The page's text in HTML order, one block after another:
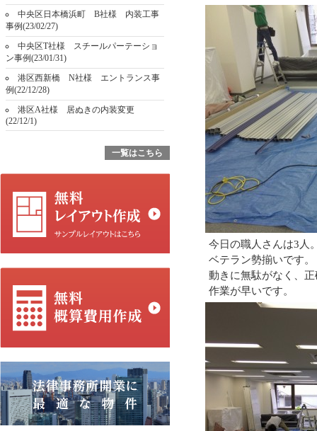
今日の職人さんは3人
ベテラン勢揃いです。
動きに無駄がなく、正
作業が早いです。
中央区日本橋浜町 B社様 内装工事
事例(23/02/27)
中央区T社様 スチールパーテーショ
ン事例(23/01/31)
港区西新橋 N社様 エントランス事
例(22/12/28)
港区A社様 居ぬきの内装変更
(22/12/1)
一覧はこちら